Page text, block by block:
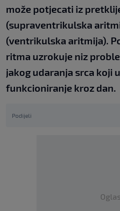
može potjecati iz
(supraventrikulska
(ventrikulska aritmija).
ritma uzrokuje niz
jakog udaranja srca koji
funkcioniranje kroz dan.
Podijeli
Oglas